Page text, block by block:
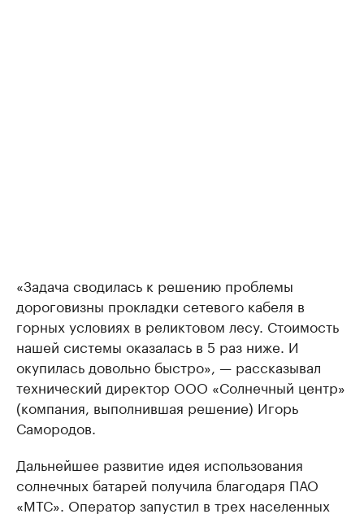
«Задача сводилась к решению проблемы
дороговизны прокладки сетевого кабеля в
горных условиях в реликтовом лесу. Стоимость
нашей системы оказалась в 5 раз ниже. И
окупилась довольно быстро», — рассказывал
технический директор ООО «Солнечный центр»
(компания, выполнившая решение) Игорь
Самородов.
Дальнейшее развитие идея использования
солнечных батарей получила благодаря ПАО
«МТС». Оператор запустил в трех населенных